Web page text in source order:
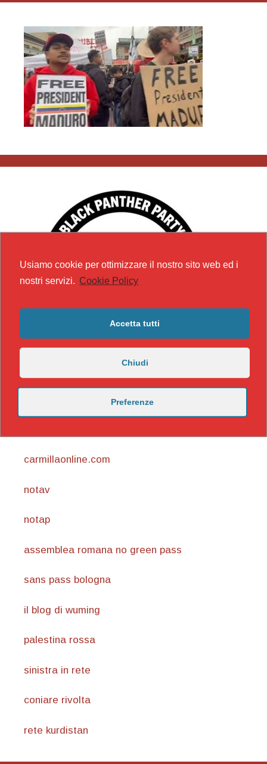
carmillaonline.com
notav
notap
assemblea romana no green pass
sans pass bologna
il blog di wuming
palestina rossa
sinistra in rete
coniare rivolta
rete kurdistan
Usiamo cookie per ottimizzare il nostro sito web ed i
nostri servizi. Cookie Policy
Accetta tutti
Chiudi
Preferenze